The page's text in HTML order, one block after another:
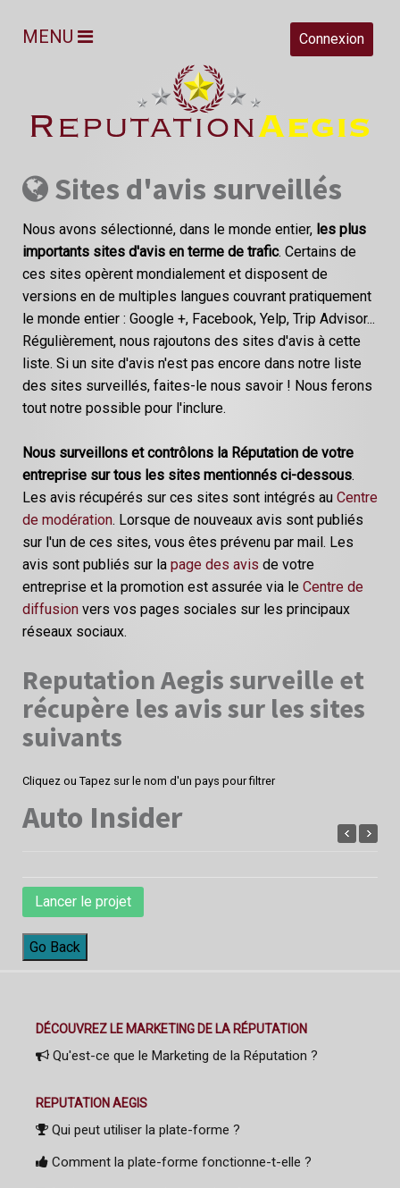
Connexion
MENU
Sites d'avis surveillés
Nous avons sélectionné, dans le monde entier, les plus
importants sites d'avis en terme de trafic. Certains de
ces sites opèrent mondialement et disposent de
versions en de multiples langues couvrant pratiquement
le monde entier : Google +, Facebook, Yelp, Trip Advisor...
Régulièrement, nous rajoutons des sites d'avis à cette
liste. Si un site d'avis n'est pas encore dans notre liste
des sites surveillés, faites-le nous savoir ! Nous ferons
tout notre possible pour l'inclure.
Nous surveillons et contrôlons la Réputation de votre
entreprise sur tous les sites mentionnés ci-dessous.
Les avis récupérés sur ces sites sont intégrés au Centre
de modération. Lorsque de nouveaux avis sont publiés
sur l'un de ces sites, vous êtes prévenu par mail. Les
avis sont publiés sur la page des avis de votre
entreprise et la promotion est assurée via le Centre de
diffusion vers vos pages sociales sur les principaux
réseaux sociaux.
Reputation Aegis surveille et
récupère les avis sur les sites
suivants
Cliquez ou Tapez sur le nom d'un pays pour filtrer
Auto Insider
Lancer le projet
Go Back
DÉCOUVREZ LE MARKETING DE LA RÉPUTATION
Qu'est-ce que le Marketing de la Réputation ?
REPUTATION AEGIS
Qui peut utiliser la plate-forme ?
Comment la plate-forme fonctionne-t-elle ?